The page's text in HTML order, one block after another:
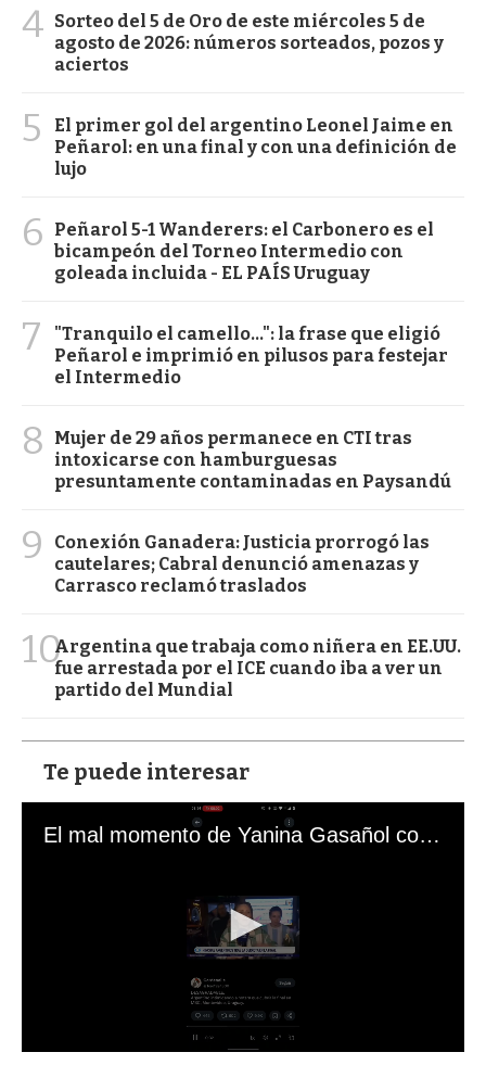
4 Sorteo del 5 de Oro de este miércoles 5 de
agosto de 2026: números sorteados, pozos y
aciertos
5
El primer gol del argentino Leonel Jaime en
Peñarol: en una final y con una definición de
lujo
6
Peñarol 5-1 Wanderers: el Carbonero es el
bicampeón del Torneo Intermedio con
goleada incluida - EL PAÍS Uruguay
7
"Tranquilo el camello...": la frase que eligió
Peñarol e imprimió en pilusos para festejar
el Intermedio
8
Mujer de 29 años permanece en CTI tras
intoxicarse con hamburguesas
presuntamente contaminadas en Paysandú
9
Conexión Ganadera: Justicia prorrogó las
cautelares; Cabral denunció amenazas y
Carrasco reclamó traslados
10Argentina que trabaja como niñera en EE.UU.
fue arrestada por el ICE cuando iba a ver un
partido del Mundial
Te puede interesar
El mal momento de Yanina Gasañol con un hincha argentino en "Subrayado"